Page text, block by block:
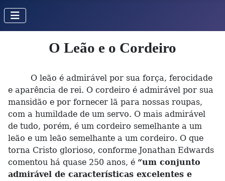
O Leão e o Cordeiro
O leão é admirável por sua força, ferocidade
e aparência de rei. O cordeiro é admirável por sua
mansidão e por fornecer lã para nossas roupas,
com a humildade de um servo. O mais admirável
de tudo, porém, é um cordeiro semelhante a um
leão e um leão semelhante a um cordeiro. O que
torna Cristo glorioso, conforme Jonathan Edwards
comentou há quase 250 anos, é “um conjunto
admirável de características excelentes e